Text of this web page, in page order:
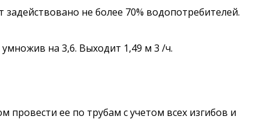
не более 70% водопотребителей.
на 3,6. Выходит 1,49 м 3 /ч.
ее по трубам с учетом всех изгибов и